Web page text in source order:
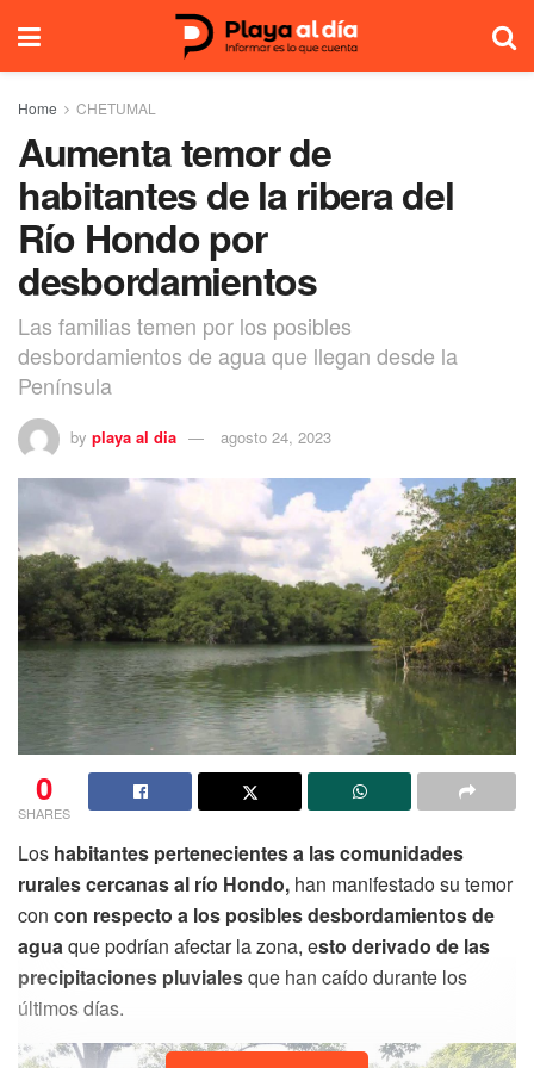
Home CHETUMAL
Aumenta temor de
habitantes de la ribera del
Río Hondo por
desbordamientos
Las familias temen por los posibles
desbordamientos de agua que llegan desde la
Península
by playa al dia agosto 24, 2023
0
SHARES
Los habitantes pertenecientes a las comunidades
rurales cercanas al río Hondo, han manifestado su temor
con con respecto a los posibles desbordamientos de
aguaque podrían afectar la zona, esto derivado de las
precipitaciones pluvialesque han caído durante los
últimos días.